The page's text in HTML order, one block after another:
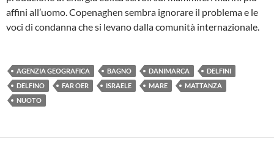
affini all’uomo. Copenaghen sembra ignorare il problema e le
voci di condanna che si levano dalla comunità internazionale.
AGENZIA GEOGRAFICA BAGNO DANIMARCA
DELFINI
DELFINO
FAR OER ISRAELE MARE
MATTANZA
NUOTO